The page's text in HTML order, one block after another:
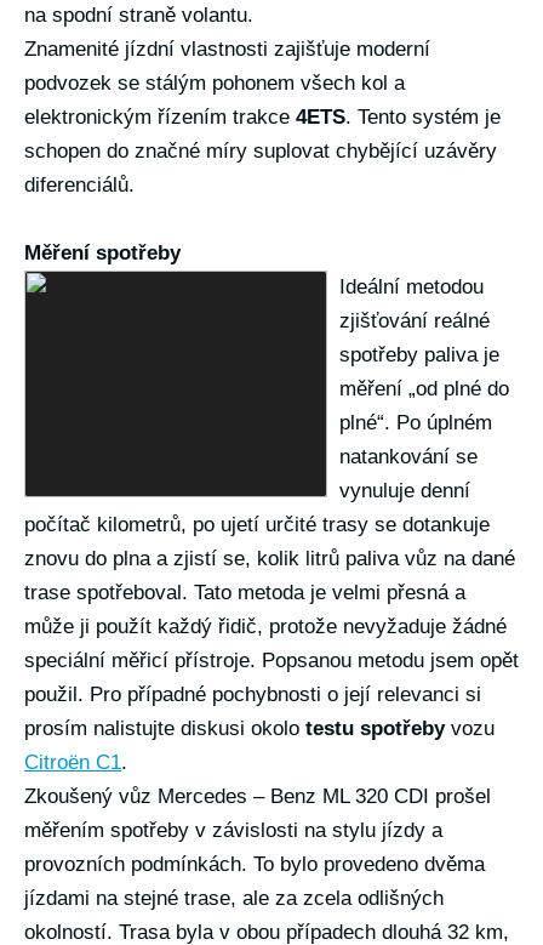
na spodní straně volantu.
Znamenité jízdní vlastnosti zajišťuje moderní
podvozek se stálým pohonem všech kol a
elektronickým řízením trakce 4ETS. Tento systém je
schopen do značné míry suplovat chybějící uzávěry
diferenciálů.
Měření spotřeby
Ideální metodou
zjišťování reálné
spotřeby paliva je
měření „od plné do
plné“. Po úplném
natankování se
vynuluje denní
počítač kilometrů, po ujetí určité trasy se dotankuje
znovu do plna a zjistí se, kolik litrů paliva vůz na dané
trase spotřeboval. Tato metoda je velmi přesná a
může ji použít každý řidič, protože nevyžaduje žádné
speciální měřicí přístroje. Popsanou metodu jsem opět
použil. Pro případné pochybnosti o její relevanci si
prosím nalistujte diskusi okolo testu spotřebyvozu
Citroën C1.
Zkoušený vůz Mercedes – Benz ML 320 CDI prošel
měřením spotřeby v závislosti na stylu jízdy a
provozních podmínkách. To bylo provedeno dvěma
jízdami na stejné trase, ale za zcela odlišných
okolností. Trasa byla v obou případech dlouhá 32 km,